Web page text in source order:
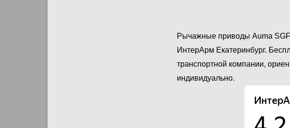
Рычажные приводы Auma
ИнтерАрм Екатеринбург.
транспортной компании,
индивидуально.